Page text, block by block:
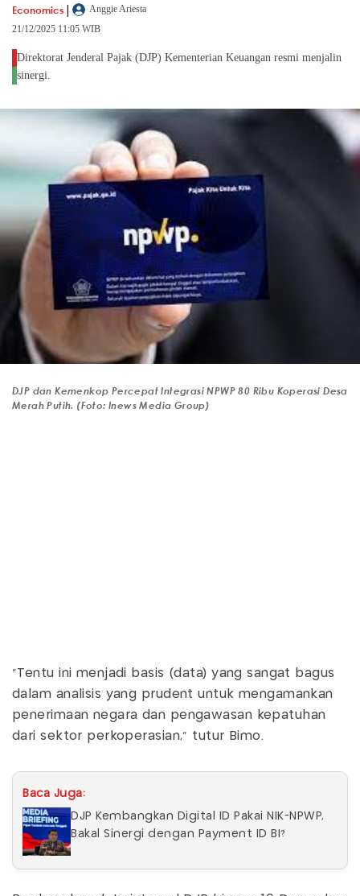
Economics |
Anggie Ariesta
21/12/2025 11:05 WIB
Direktorat Jenderal Pajak (DJP) Kementerian Keuangan resmi menjalin
sinergi.
DJP dan Kemenkop Percepat Integrasi NPWP 80 Ribu Koperasi Desa
Merah Putih. (Foto: Inews Media Group)
“Tentu ini menjadi basis (data) yang sangat bagus
dalam analisis yang prudent untuk mengamankan
penerimaan negara dan pengawasan kepatuhan
dari sektor perkoperasian,” tutur Bimo.
Baca Juga:
DJP Kembangkan Digital ID Pakai NIK-NPWP,
Bakal Sinergi dengan Payment ID BI?